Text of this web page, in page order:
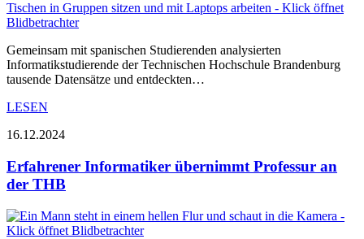
Gemeinsam mit spanischen Studierenden analysierten
Informatikstudierende der Technischen Hochschule Brandenburg
tausende Datensätze und entdeckten…
LESEN
16.12.2024
Erfahrener Informatiker übernimmt Professur an
der THB